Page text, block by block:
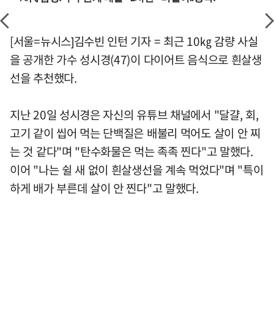
[서울=뉴시스]김수빈 인턴 기자 = 최근 10㎏ 감량 사실
을 공개한 가수 성시경(47)이 다이어트 음식으로 흰살생
선을 추천했다.
지난 20일 성시경은 자신의 유튜브 채널에서 "달걀, 회,
고기 같이 씹어 먹는 단백질은 배불리 먹어도 살이 안 찌
는 것 같다"며 "탄수화물은 먹는 족족 찐다"고 말했다.
이어 "나는 쉴 새 없이 흰살생선을 계속 먹었다"며 "특이
하게 배가 부른데 살이 안 찐다"고 말했다.